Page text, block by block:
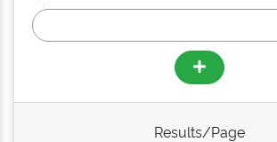
Results/Page